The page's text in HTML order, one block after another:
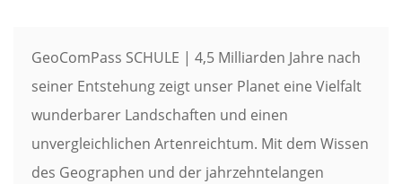
GeoComPass SCHULE | 4,5 Milliarden Jahre nach
seiner Entstehung zeigt unser Planet eine Vielfalt
wunderbarer Landschaften und einen
unvergleichlichen Artenreichtum. Mit dem Wissen
des Geographen und der jahrzehntelangen